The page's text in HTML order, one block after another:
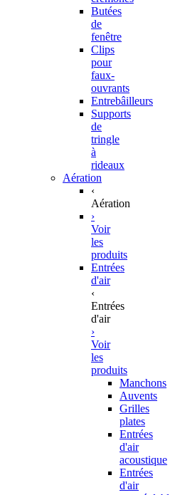
Butées
de
fenêtre
Clips
pour
faux-
ouvrants
Entrebâilleurs
Supports
de
tringle
à
rideaux
Aération
‹
Aération
›
Voir
les
produits
Entrées
d'air
‹
Entrées
d'air
›
Voir
les
produits
Manchons
Auvents
Grilles
plates
Entrées
d'air
acoustique
Entrées
d'air